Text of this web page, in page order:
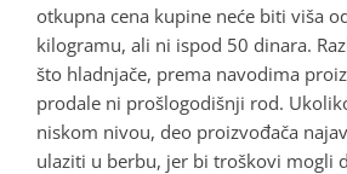
otkupna cena kupine neće biti viša
kilogramu, ali ni ispod 50 dinara.
što hladnjače, prema navodima
prodale ni prošlogodišnji rod.
niskom nivou, deo proizvođača
ulaziti u berbu, jer bi troškovi mogli